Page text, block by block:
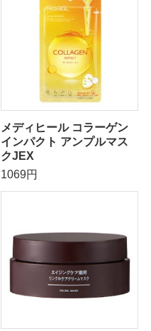
メディヒール コラーゲン
インパクト アンプルマス
クJEX
1069円